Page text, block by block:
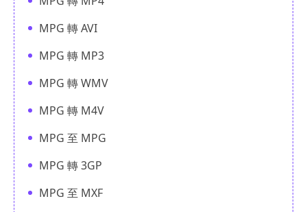
MPG 轉 AVI
MPG 轉 MP3
MPG 轉 WMV
MPG 轉 M4V
MPG 至 MPG
MPG 轉 3GP
MPG 至 MXF